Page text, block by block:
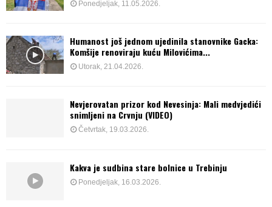
Ponedjeljak, 11.05.2026.
Humanost još jednom ujedinila stanovnike Gacka:
Komšije renoviraju kuću Milovićima...
Utorak, 21.04.2026.
Nevjerovatan prizor kod Nevesinja: Mali medvjedići
snimljeni na Crvnju (VIDEO)
Četvrtak, 19.03.2026.
Kakva je sudbina stare bolnice u Trebinju
Ponedjeljak, 16.03.2026.